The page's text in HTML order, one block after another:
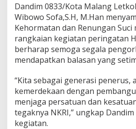
g
a
n
S
c
i
U
T
e
m
Dandim 0833/Kota Malang
Wibowo Sofa,S.H, M.Han
Kehormatan dan Renungan Suci
rangkaian kegiatan peringatan
berharap semoga segala
mendapatkan balasan yang
“Kita sebagai generasi penerus,
kemerdekaan dengan
menjaga persatuan dan
tegaknya NKRI,” ungkap Dandim
kegiatan.